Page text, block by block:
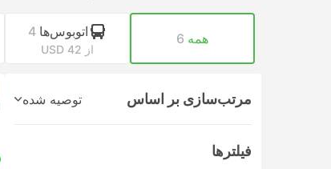
همه 6 اتوبوس‌ها 4
از USD 42
مرتب‌سازی بر اساس توصیه شده
فیلتر‌ها